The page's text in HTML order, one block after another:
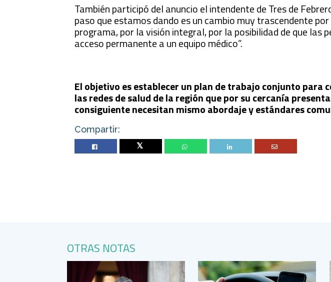
También participó del anuncio el intendente de Tres de
paso que estamos dando es un cambio muy trascendente
programa, por la visión integral, por la posibilidad de que las
acceso permanente a un equipo médico”.
El objetivo es establecer un plan de trabajo conjunto para
las redes de salud de la región que por su cercanía
consiguiente necesitan mismo abordaje y estándares
Compartir:
Twitter
OTRAS NOTAS